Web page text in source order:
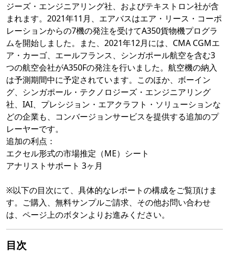
ジーズ・エンジニアリング社、およびテキストロン社が含
まれます。2021年11月、エアバスはエア・リース・コーポ
レーションからの7機の発注を受けてA350貨物機プログラ
ムを開始しました。また、2021年12月には、CMA CGMエ
ア・カーゴ、エールフランス、シンガポール航空を含む3
つの航空会社がA350Fの発注を行いました。航空機の納入
は予測期間中に予定されています。このほか、ボーイン
グ、シンガポール・テクノロジーズ・エンジニアリング
社、IAI、プレシジョン・エアクラフト・ソリューションな
どの企業も、コンバージョンサービスを提供する追加のプ
レーヤーです。
追加の利点：
エクセル形式の市場推定（ME）シート
アナリストサポート 3ヶ月
※以下の目次にて、具体的なレポートの構成をご覧頂けま
す。ご購入、無料サンプルご請求、その他お問い合わせ
は、ページ上のボタンよりお進みください。
目次